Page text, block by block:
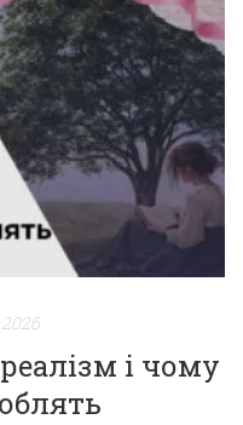
кумедна й дуже
дружбу і вміння
яка не лише
[…]
і чому